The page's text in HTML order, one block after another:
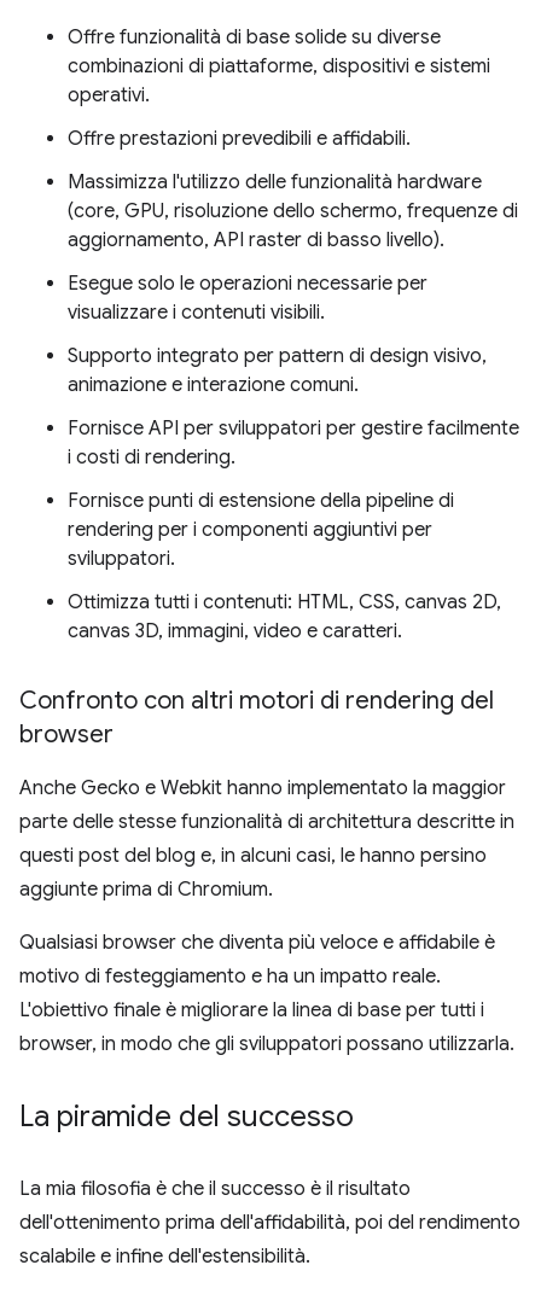
Offre funzionalità di base solide su diverse
combinazioni di piattaforme, dispositivi e sistemi
operativi.
Offre prestazioni prevedibili e affidabili.
Massimizza l'utilizzo delle funzionalità hardware
(core, GPU, risoluzione dello schermo, frequenze di
aggiornamento, API raster di basso livello).
Esegue solo le operazioni necessarie per
visualizzare i contenuti visibili.
Supporto integrato per pattern di design visivo,
animazione e interazione comuni.
Fornisce API per sviluppatori per gestire facilmente
i costi di rendering.
Fornisce punti di estensione della pipeline di
rendering per i componenti aggiuntivi per
sviluppatori.
Ottimizza tutti i contenuti: HTML, CSS, canvas 2D,
canvas 3D, immagini, video e caratteri.
Confronto con altri motori di rendering del
browser
Anche Gecko e Webkit hanno implementato la maggior
parte delle stesse funzionalità di architettura descritte in
questi post del blog e, in alcuni casi, le hanno persino
aggiunte prima di Chromium.
Qualsiasi browser che diventa più veloce e affidabile è
motivo di festeggiamento e ha un impatto reale.
L'obiettivo finale è migliorare la linea di base per tutti i
browser, in modo che gli sviluppatori possano utilizzarla.
La piramide del successo
La mia filosofia è che il successo è il risultato
dell'ottenimento prima dell'affidabilità, poi del rendimento
scalabile e infine dell'estensibilità.